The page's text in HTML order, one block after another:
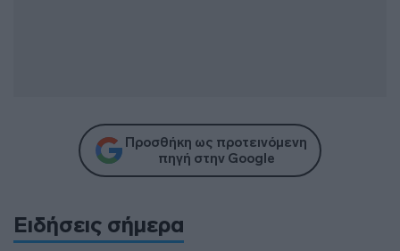
Προσθήκη ως προτεινόμενη
πηγή στην Google
Ειδήσεις σήμερα